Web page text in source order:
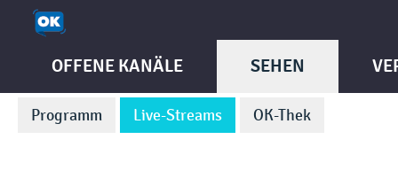
OFFENE KANÄLE SEHEN
Programm Live-Streams OK-Thek